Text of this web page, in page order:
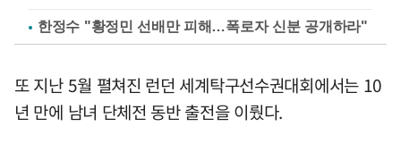
한정수 "황정민 선배만 피해…폭로자 신분 공개하라"
또 지난 5월 펼쳐진 런던 세계탁구선수권대회에서는 10
년 만에 남녀 단체전 동반 출전을 이뤘다.